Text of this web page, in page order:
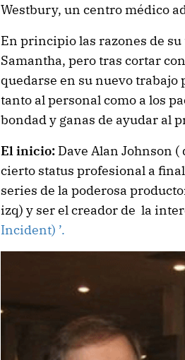
Westbury, un centro médico
En principio las razones de
Samantha, pero tras cortar
quedarse en su nuevo
tanto al personal como a los
bondad y ganas de ayudar al
El inicio:Dave Alan Johnson (
cierto status profesional a
series de la poderosa
izq) y ser el creador de la
Incident) ’.